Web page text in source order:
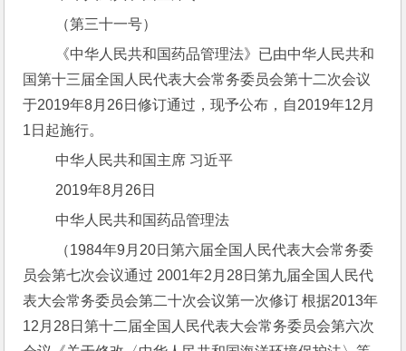
（第三十一号）
国第十三届全国人民代表大会常务委员会第十二次会议
于2019年8月26日修订通过，现予公布，自2019年12月
1日起施行。
中华人民共和国主席 习近平
2019年8月26日
中华人民共和国药品管理法
员会第七次会议通过 2001年2月28日第九届全国人民代
表大会常务委员会第二十次会议第一次修订 根据2013年
12月28日第十二届全国人民代表大会常务委员会第六次